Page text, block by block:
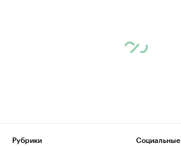
Рубрики
Социальные